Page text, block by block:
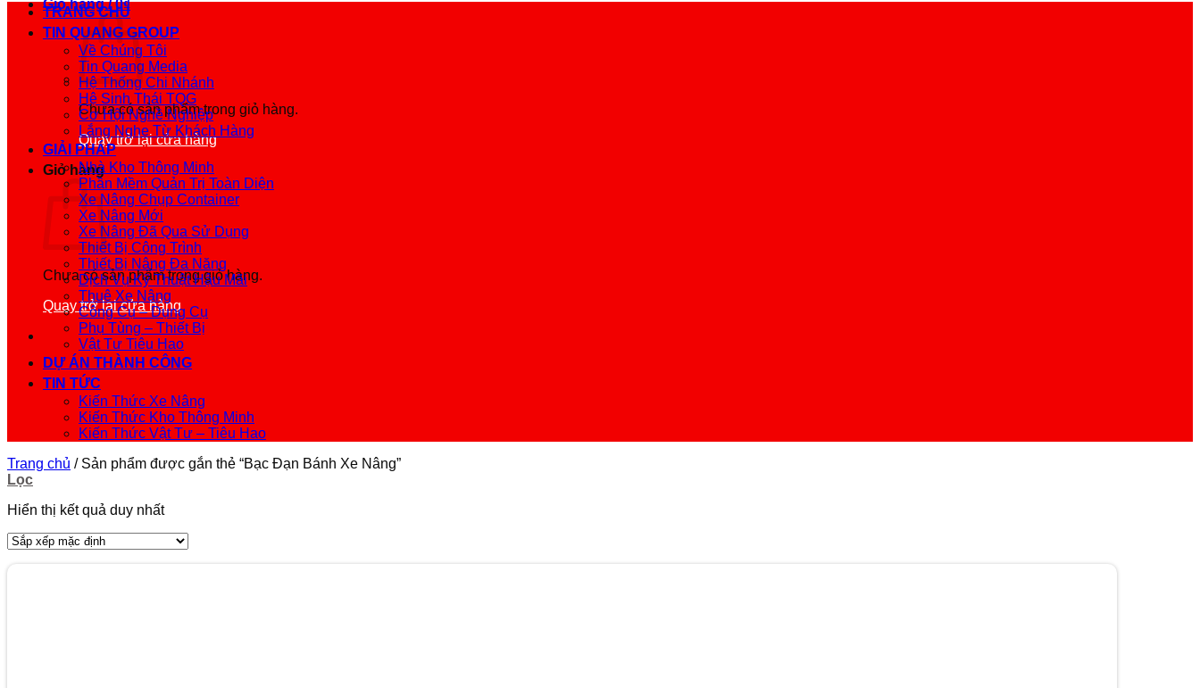
Giỏ hàng /0₫
Chưa có sản phẩm trong giỏ hàng.
Quay trở lại cửa hàng
Giỏ hàng
Chưa có sản phẩm trong giỏ hàng.
Quay trở lại cửa hàng
TRANG CHỦ
TIN QUANG GROUP
Về Chúng Tôi
Tin Quang Media
Hệ Thống Chi Nhánh
Hệ Sinh Thái TQG
Cơ Hội Nghề Nghiệp
Lắng Nghe Từ Khách Hàng
GIẢI PHÁP
Nhà Kho Thông Minh
Phần Mềm Quản Trị Toàn Diện
Xe Nâng Chụp Container
Xe Nâng Mới
Xe Nâng Đã Qua Sử Dụng
Thiết Bị Công Trình
Thiết Bị Nâng Đa Năng
Dịch Vụ Kỹ Thuật Hậu Mãi
Thuê Xe Nâng
Công Cụ – Dụng Cụ
Phụ Tùng – Thiết Bị
Vật Tư Tiêu Hao
DỰ ÁN THÀNH CÔNG
TIN TỨC
Kiến Thức Xe Nâng
Kiến Thức Kho Thông Minh
Kiến Thức Vật Tư – Tiêu Hao
Trang chủ /Sản phẩm được gắn thẻ “Bạc Đạn Bánh Xe Nâng”
Lọc
Hiển thị kết quả duy nhất